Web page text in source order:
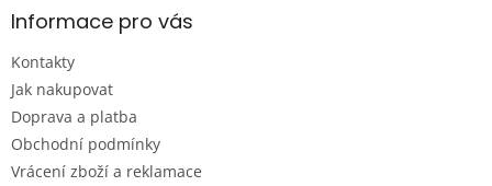
aInformace pro vás
Kontakty
Jak nakupovat
Doprava a platba
Obchodní podmínky
Vrácení zboží a reklamace